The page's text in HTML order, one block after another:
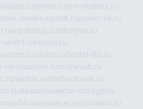
emfire.rupro-otdelky.ru
seks-uzbek.ruporno-vk.ru
vd-dosug.ruadonyev.ru
skvirt.rukrospr.ru
sormol.ru2rich.ru hostel-65.ru
na-russkom.ru mishinlab.ru
habble.rustarbucksvia.ru
elestal.ruvektor-doroga.ru
lenasever.ru lovinskix.ru